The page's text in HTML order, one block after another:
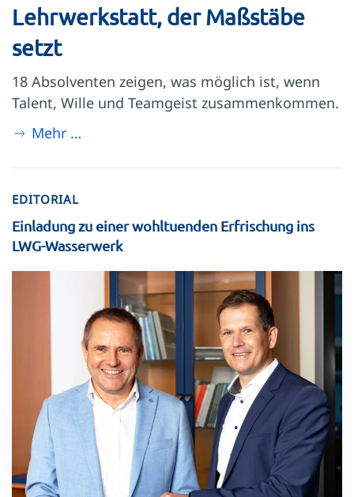
Lehrwerkstatt, der Maßstäbe
setzt
18 Absolventen zeigen, was möglich ist, wenn
Talent, Wille und Teamgeist zusammenkommen.
Mehr …
EDITORIAL
Einladung zu einer wohltuenden Erfrischung ins
LWG-Wasserwerk